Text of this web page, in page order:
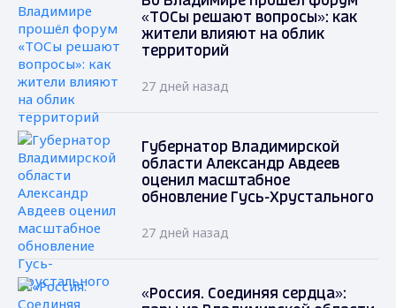
«ТОСы решают вопросы»: как
жители влияют на облик
территорий
27 дней назад
Губернатор Владимирской
области Александр Авдеев
оценил масштабное
обновление Гусь-Хрустального
27 дней назад
«Россия. Соединяя сердца»: